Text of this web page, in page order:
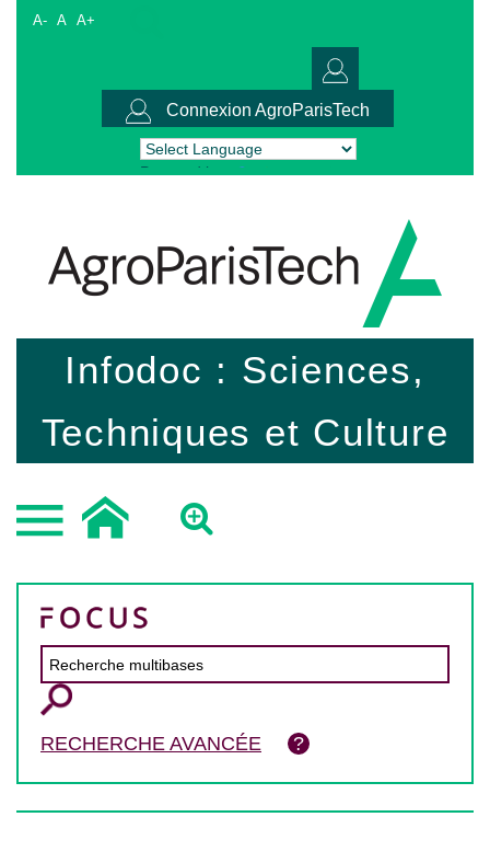
A- A A+
Connexion AgroParisTech
Powered by Translate
Infodoc : Sciences,
Techniques et Culture
RECHERCHE AVANCÉE